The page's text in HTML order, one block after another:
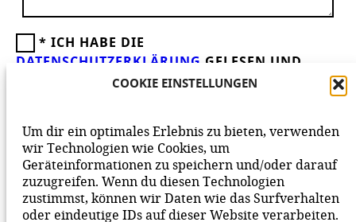
COOKIE EINSTELLUNGEN
Um dir ein optimales Erlebnis zu bieten, verwenden
wir Technologien wie Cookies, um
Geräteinformationen zu speichern und/oder darauf
zuzugreifen. Wenn du diesen Technologien
zustimmst, können wir Daten wie das Surfverhalten
oder eindeutige IDs auf dieser Website verarbeiten.
* ICH HABE DIE
DATENSCHUTZERKLÄRUNG GELESEN UND
AKZEPTIERE DIESE.WIR FREUEN UNS ÜBER
MITEINANDER AUF UNSERER SEITE.